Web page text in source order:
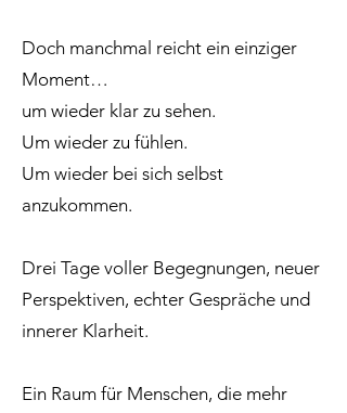
Doch manchmal reicht ein einziger
Moment…
um wieder klar zu sehen.
Um wieder zu fühlen.
Um wieder bei sich selbst
anzukommen.
Drei Tage voller Begegnungen, neuer
Perspektiven, echter Gespräche und
innerer Klarheit.
Ein Raum für Menschen, die mehr